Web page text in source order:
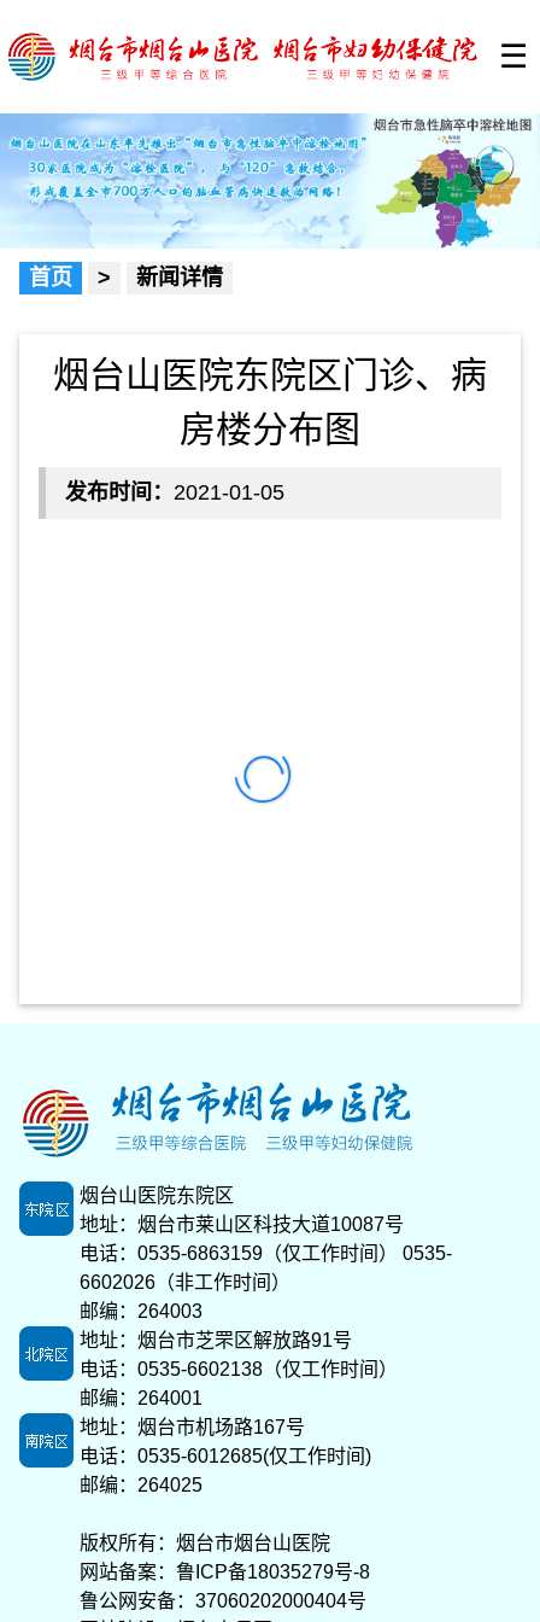
☰
首页 > 新闻详情
烟台山医院东院区门诊、病
房楼分布图
发布时间： 2021-01-05
烟台山医院东院区
地址：烟台市莱山区科技大道10087号
电话：0535-6863159（仅工作时间） 0535-
6602026（非工作时间）
邮编：264003
地址：烟台市芝罘区解放路91号
电话：0535-6602138（仅工作时间）
邮编：264001
地址：烟台市机场路167号
电话：0535-6012685(仅工作时间)
邮编：264025
版权所有：烟台市烟台山医院
网站备案： 鲁ICP备18035279号-8
鲁公网安备：37060202000404号